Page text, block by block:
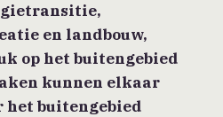
en landbouw,
op het buitengebied
kunnen elkaar
buitengebied